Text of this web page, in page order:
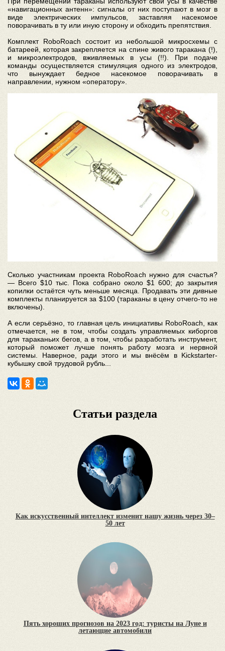
«навигационных антенн»: сигналы от них поступают в мозг в
виде электрических импульсов, заставляя насекомое
поворачивать в ту или иную сторону и обходить препятствия.
Комплект RoboRoach состоит из небольшой микросхемы с
батареей, которая закрепляется на спине живого таракана (!),
и микроэлектродов, вживляемых в усы (!!). При подаче
команды осуществляется стимуляция одного из электродов,
что вынуждает бедное насекомое поворачивать в
направлении, нужном «оператору».
Сколько участникам проекта RoboRoach нужно для счастья?
— Всего $10 тыс. Пока собрано около $1 600; до закрытия
копилки остаётся чуть меньше месяца. Продавать эти дивные
комплекты планируется за $100 (тараканы в цену отчего-то не
включены).
А если серьёзно, то главная цель инициативы RoboRoach, как
отмечается, не в том, чтобы создать управляемых киборгов
для тараканьих бегов, а в том, чтобы разработать инструмент,
который поможет лучше понять работу мозга и нервной
системы. Наверное, ради этого и мы внёсём в Kickstarter-
кубышку свой трудовой рубль...
Статьи раздела
Как искусственный интеллект изменит нашу жизнь через 30–
50 лет
Пять хороших прогнозов на 2023 год: туристы на Луне и
летающие автомобили